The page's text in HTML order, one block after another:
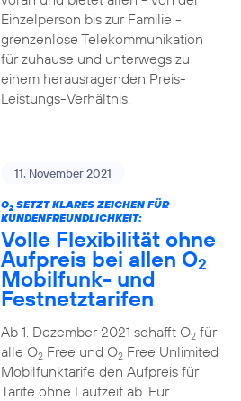
Einzelperson bis zur Familie -
grenzenlose Telekommunikation
für zuhause und unterwegs zu
einem herausragenden Preis-
Leistungs-Verhältnis.
11. November 2021
O2SETZT KLARES ZEICHEN FÜR
KUNDENFREUNDLICHKEIT:
Volle Flexibilität ohne
Aufpreis bei allen O2
Mobilfunk- und
Festnetztarifen
Ab 1. Dezember 2021 schafft O2für
alle O2Free und O2Free Unlimited
Mobilfunktarife den Aufpreis für
Tarife ohne Laufzeit ab. Für